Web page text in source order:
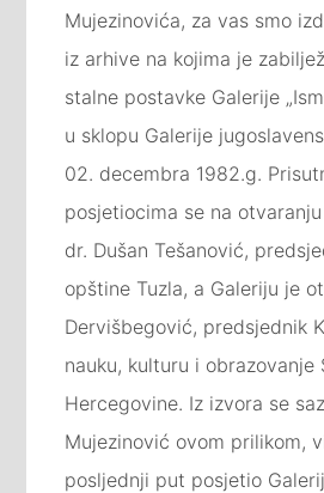
Mujezinovića, za vas smo
iz arhive na kojima je
stalne postavke Galerije
u sklopu Galerije
02. decembra 1982.g.
posjetiocima se na
dr. Dušan Tešanović,
opštine Tuzla, a Galeriju je
Dervišbegović, predsjednik
nauku, kulturu i obrazovanje
Hercegovine. Iz izvora se
Mujezinović ovom prilikom,
posljednji put posjetio